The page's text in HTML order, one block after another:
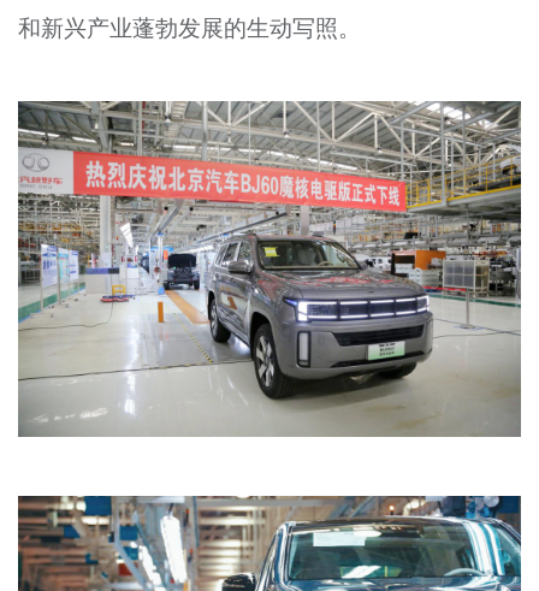
北京宣传文化引导基金
宣传思想文化人才
专题
资料库
+
和新兴产业蓬勃发展的生动写照。